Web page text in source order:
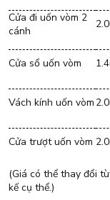
Cửa đi uốn vòm 2
cánh
Cửa sổ uốn vòm
Vách kính uốn vòm
Cửa trượt uốn vòm
(Giá có thể thay đổi
kế cụ thể.)